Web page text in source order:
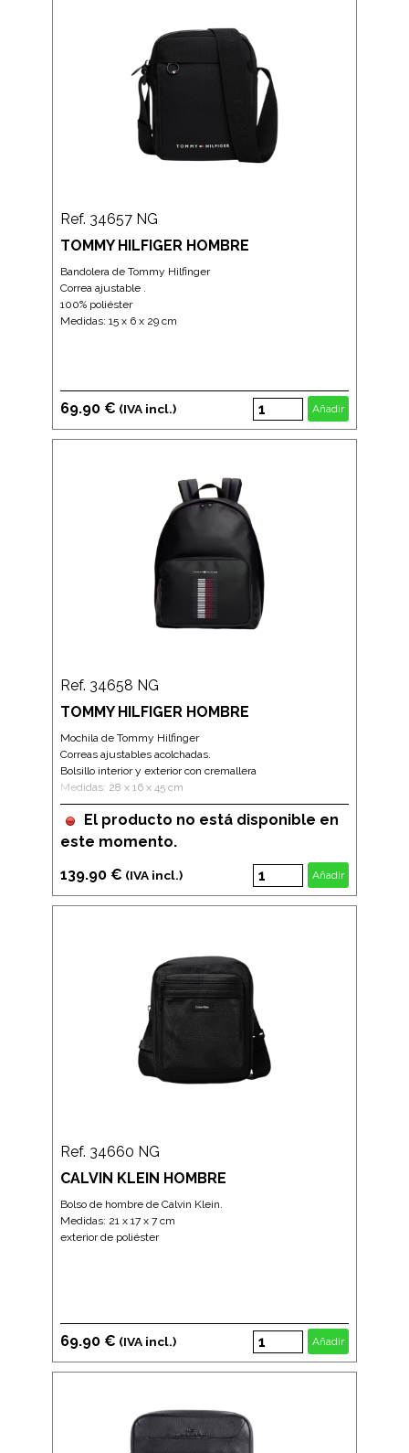
Ref. 34657 NG
TOMMY HILFIGER HOMBRE
Bandolera de Tommy Hilfinger
Correa ajustable .
100% poliéster
Medidas: 15 x 6 x 29 cm
69.90 € (IVA incl.) Añadir
Ref. 34658 NG
TOMMY HILFIGER HOMBRE
Mochila de Tommy Hilfinger
Correas ajustables acolchadas.
Bolsillo interior y exterior con cremallera
Medidas: 28 x 16 x 45 cm
El producto no está disponible en
este momento.
139.90 € (IVA incl.) Añadir
Ref. 34660 NG
CALVIN KLEIN HOMBRE
Bolso de hombre de Calvin Klein.
Medidas: 21 x 17 x 7 cm
exterior de poliéster
69.90 € (IVA incl.) Añadir